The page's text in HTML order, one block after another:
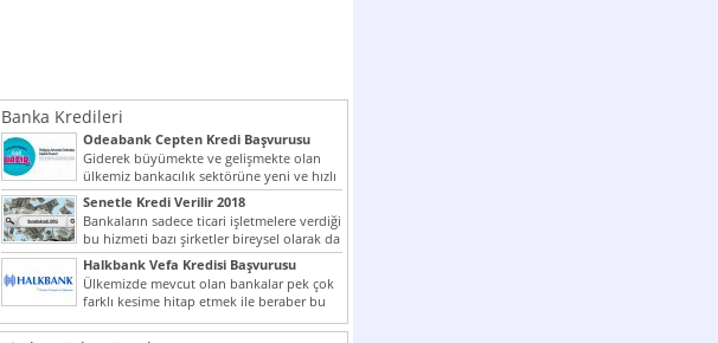
Banka Kredileri
Odeabank Cepten Kredi Başvurusu
KREDIM 8444
Giderek büyümekte ve gelişmekte olan
ülkemiz bankacılık sektörüne yeni ve hızlı
bir giriş yapmış olan...
Senetle Kredi Verilir 2018
Bankaların sadece ticari işletmelere verdiği
bu hizmeti bazı şirketler bireysel olarak da
vermektedir. Senetle kredi...
Halkbank Vefa Kredisi Başvurusu
Ülkemizde mevcut olan bankalar pek çok
farklı kesime hitap etmek ile beraber bu
noktada son...